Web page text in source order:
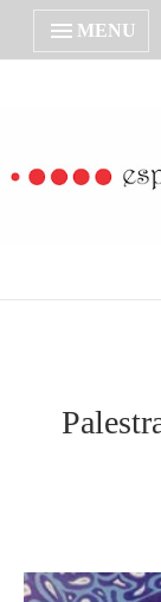
MENU